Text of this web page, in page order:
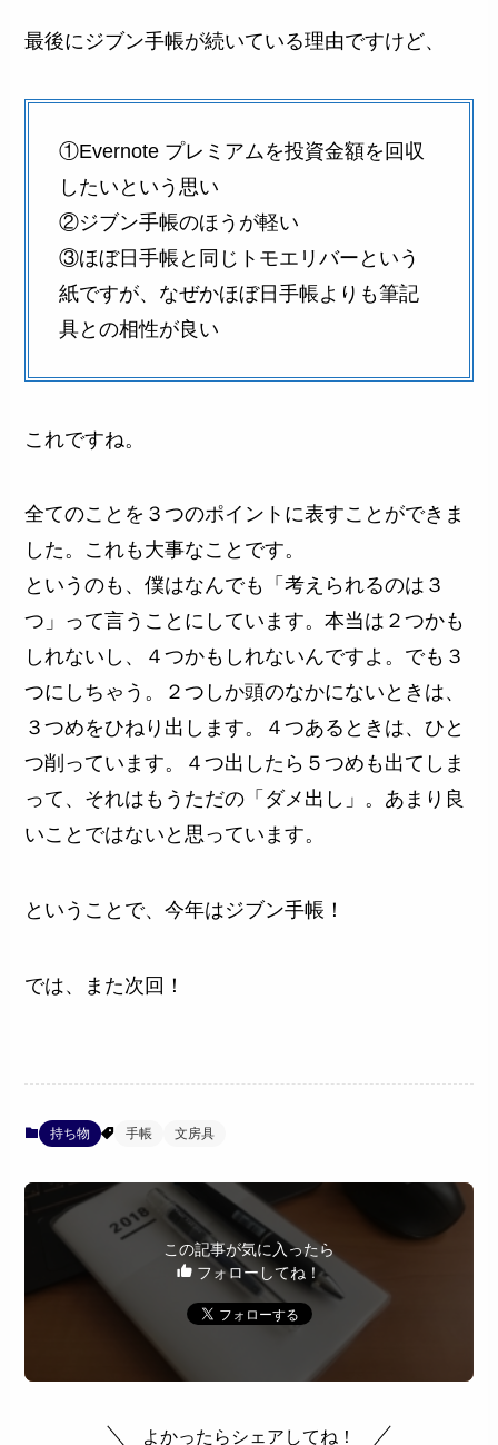
最後にジブン手帳が続いている理由ですけど、
①Evernote プレミアムを投資金額を回収
したいという思い
②ジブン手帳のほうが軽い
③ほぼ日手帳と同じトモエリバーという
紙ですが、なぜかほぼ日手帳よりも筆記
具との相性が良い
これですね。
全てのことを３つのポイントに表すことができま
した。これも大事なことです。
というのも、僕はなんでも「考えられるのは３
つ」って言うことにしています。本当は２つかも
しれないし、４つかもしれないんですよ。でも３
つにしちゃう。２つしか頭のなかにないときは、
３つめをひねり出します。４つあるときは、ひと
つ削っています。４つ出したら５つめも出てしま
って、それはもうただの「ダメ出し」。あまり良
いことではないと思っています。
ということで、今年はジブン手帳！
では、また次回！
持ち物 手帳 文房具
この記事が気に入ったら
フォローしてね！
よかったらシェアしてね！